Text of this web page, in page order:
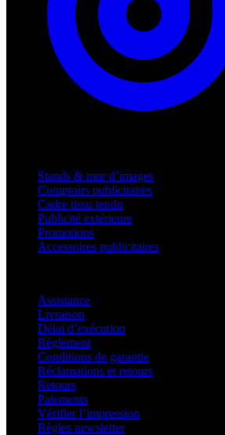
Stands & mur d’images
Comptoirs publicitaires
Cadre tissu tendu
Publicité extérieure
Promotions
Accessoires publicitaires
Assistance
Livraison
Délai d’exécution
Règlement
Conditions de garantie
Réclamations et retours
Retours
Paiements
Vérifier l’impression
Règles newsletter